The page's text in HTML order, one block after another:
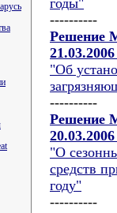
годы"
----------
Решение
"Об
----------
Решение
"О
средств
году"
----------